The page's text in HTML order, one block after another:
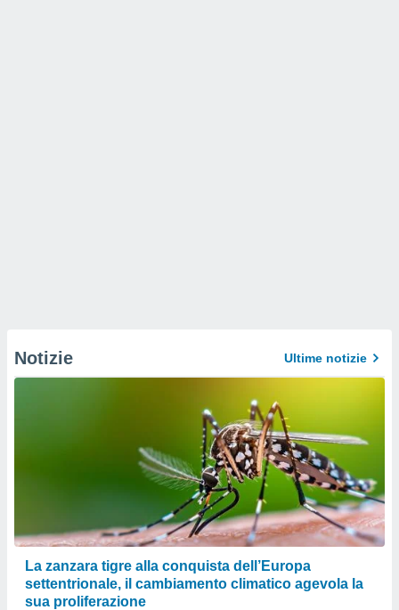
Notizie Ultime notizie
La zanzara tigre alla conquista dell’Europa
settentrionale, il cambiamento climatico agevola la
sua proliferazione